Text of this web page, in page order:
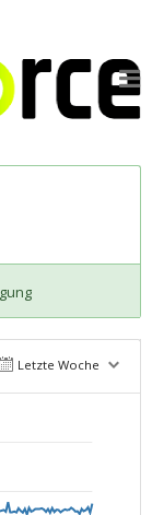
Letzte Woche